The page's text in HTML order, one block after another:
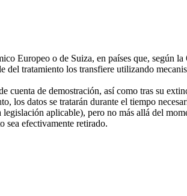
Europeo o de Suiza, en países que, según
del tratamiento los transfiere utilizando
cuenta de demostración, así como tras su
los datos se tratarán durante el tiempo
aplicable), pero no más allá del
sea efectivamente retirado.